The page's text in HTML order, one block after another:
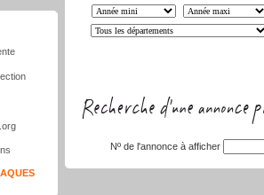
Nº de l'annonce à afficher